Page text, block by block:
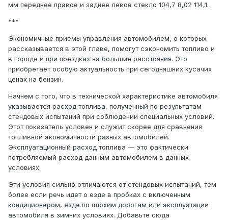
мм переднее правое и заднее левое стекло 104,7 8,02 114,1.
***
Экономичные приемы управления автомобилем, о которых
рассказывается в этой главе, помогут сэкономить топливо и
в городе и при поездках на большие расстояния. Это
приобретает особую актуальность при сегодняшних кусачих
ценах на бензин.
Начнем с того, что в технической характеристике автомобиля
указывается расход топлива, полученный по результатам
стендовых испытаний при соблюдении специальных условий.
Этот показатель условен и служит скорее для сравнения
топливной экономичности разных автомобилей.
Эксплуатационный расход топлива — это фактически
потребляемый расход данным автомобилем в данных
условиях.
Эти условия сильно отличаются от стендовых испытаний, тем
более если речь идет о езде в пробках с включенным
кондиционером, езде по плохим дорогам или эксплуатации
автомобиля в зимних условиях. Добавьте сюда